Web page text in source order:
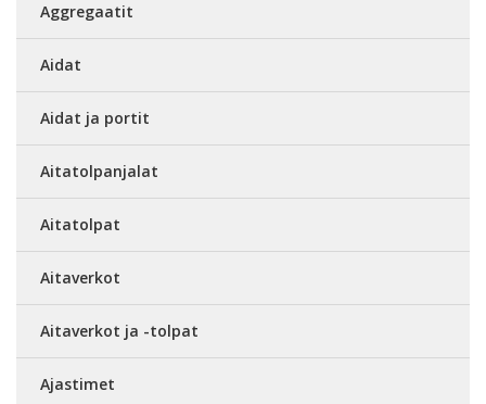
Aggregaatit
Aidat
Aidat ja portit
Aitatolpanjalat
Aitatolpat
Aitaverkot
Aitaverkot ja -tolpat
Ajastimet